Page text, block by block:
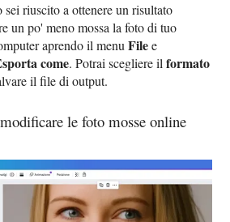
sei riuscito a ottenere un risultato
un po' meno mossa la foto di tuo
aprendo il menuFilee
come. Potrai scegliere ilformato
il file di output.
le foto mosse online